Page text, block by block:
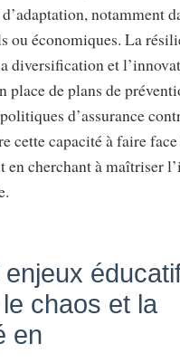
notamment
ou économiques. La
diversification et
place de plans de
d’assurance
cette capacité à faire face
en cherchant à maîtriser
chaos et la
en